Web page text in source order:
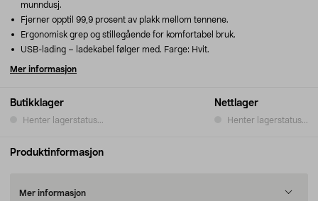
Butikklager
Henter lagerstatus...
Nettlager
Henter lagerstatus...
munndusj.
Fjerner opptil 99,9 prosent av plakk mellom tennene.
Ergonomisk grep og stillegående for komfortabel bruk.
USB-lading – ladekabel følger med. Farge: Hvit.
Mer informasjon
Produktinformasjon
Mer informasjon